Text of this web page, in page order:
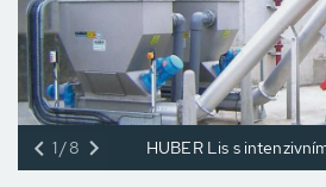
HUBER Lis s
1/8